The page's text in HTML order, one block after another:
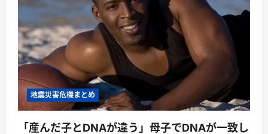
地震災害危機まとめ
「産んだ子とDNAが違う」母子でDNAが一致し